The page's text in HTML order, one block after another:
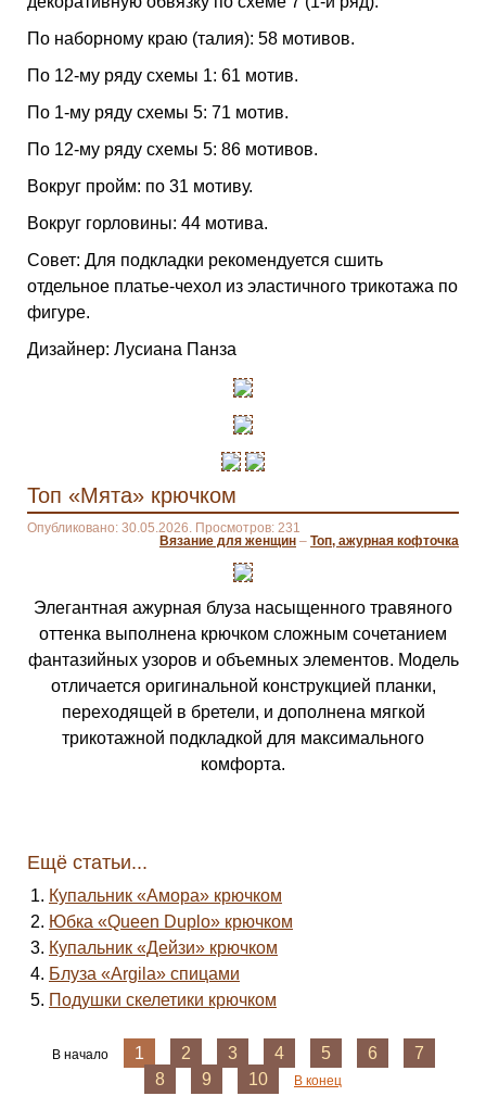
По наборному краю (талия): 58 мотивов.
По 12-му ряду схемы 1: 61 мотив.
По 1-му ряду схемы 5: 71 мотив.
По 12-му ряду схемы 5: 86 мотивов.
Вокруг пройм: по 31 мотиву.
Вокруг горловины: 44 мотива.
Совет: Для подкладки рекомендуется сшить
отдельное платье-чехол из эластичного трикотажа по
фигуре.
Дизайнер: Лусиана Панза
Топ «Мята» крючком
Опубликовано: 30.05.2026. Просмотров: 231
Вязание для женщин – Топ, ажурная кофточка
Элегантная ажурная блуза насыщенного травяного
оттенка выполнена крючком сложным сочетанием
фантазийных узоров и объемных элементов. Модель
отличается оригинальной конструкцией планки,
переходящей в бретели, и дополнена мягкой
трикотажной подкладкой для максимального
комфорта.
Ещё статьи...
Купальник «Амора» крючком
Юбка «Queen Duplo» крючком
Купальник «Дейзи» крючком
Блуза «Argila» спицами
Подушки скелетики крючком
В начало 1 2 3 4 5 6
7
8
9 10 В конец